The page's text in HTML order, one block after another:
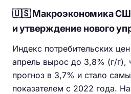
🇺🇸 Макроэкономика
и утверждение нового
Индекс потребительских
апрель вырос до 3,8% (г/г),
прогноз в 3,7% и стало
показателем с 2022 года.